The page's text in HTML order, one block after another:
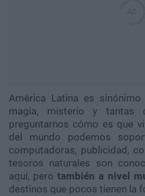
América Latina es
magia, misterio y tantas
preguntarnos cómo es que
del mundo podemos
computadoras, publicidad,
tesoros naturales son
aquí, perotambién a nivel
destinos que pocos tienen la